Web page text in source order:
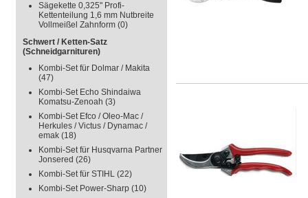
Sägekette 0,325" Profi-
Kettenteilung 1,6 mm Nutbreite
Vollmeißel Zahnform (0)
Schwert / Ketten-Satz
(Schneidgarnituren)
Kombi-Set für Dolmar / Makita
(47)
Kombi-Set Echo Shindaiwa
Komatsu-Zenoah (3)
Kombi-Set Efco / Oleo-Mac /
Herkules / Victus / Dynamac /
emak (18)
Kombi-Set für Husqvarna Partner
Jonsered (26)
Kombi-Set für STIHL (22)
Kombi-Set Power-Sharp (10)